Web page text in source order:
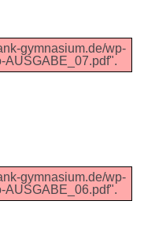
gymnasium.de/wp-
AUSGABE_07.pdf".
gymnasium.de/wp-
AUSGABE_06.pdf".